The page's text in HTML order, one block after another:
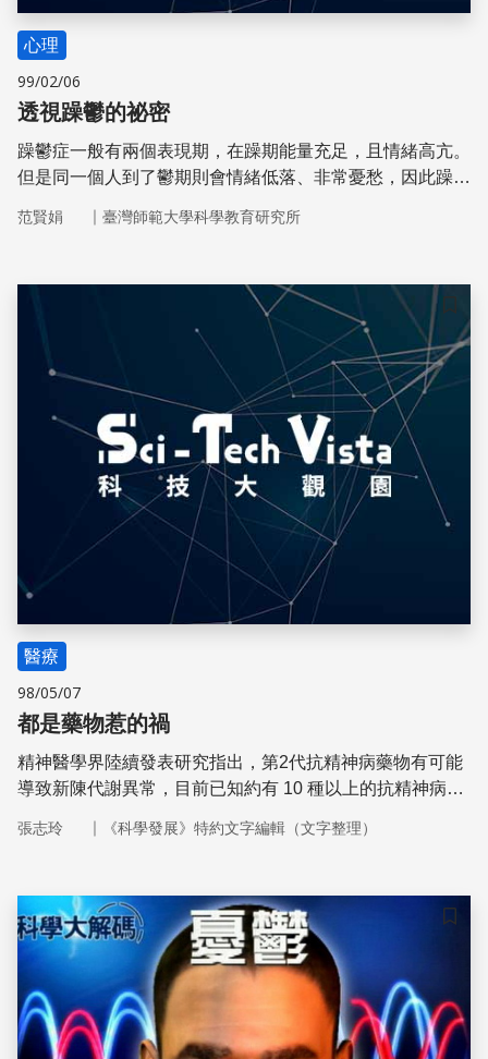
心理
99/02/06
透視躁鬱的祕密
躁鬱症一般有兩個表現期，在躁期能量充足，且情緒高亢。
但是同一個人到了鬱期則會情緒低落、非常憂愁，因此躁鬱
范賢娟 ｜ 臺灣師範大學科學教育研究所
儲存
醫療
98/05/07
都是藥物惹的禍
精神醫學界陸續發表研究指出，第2代抗精神病藥物有可能
導致新陳代謝異常，目前已知約有 10 種以上的抗精神病藥
張志玲 ｜ 《科學發展》特約文字編輯（文字整理）
儲存